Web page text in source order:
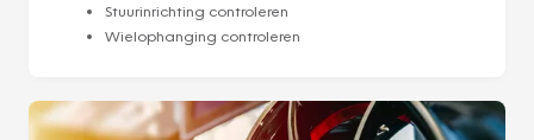
Stuurinrichting controleren
Wielophanging controleren